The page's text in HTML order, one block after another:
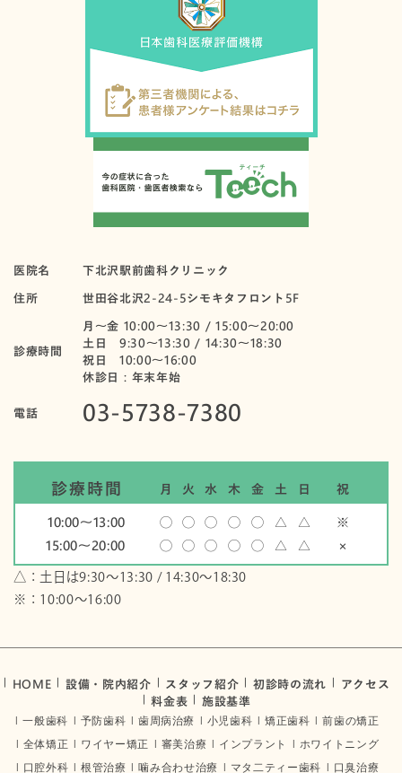
医院名
下北沢駅前歯科クリニック
住所
世田谷北沢2-24-5シモキタフロント5F
診療時間
月〜金 10:00～13:30 / 15:00～20:00
土日 9:30～13:30 / 14:30～18:30
祝日 10:00〜16:00
休診日：年末年始
電話 03-5738-7380
診療時間 月 火 水 木 金 土 日
祝
10:00〜13:00
◯ ◯ ◯ ◯ ◯ △ △
※
15:00〜20:00
◯ ◯ ◯ ◯ ◯ △ △ ×
△：土日は9:30～13:30 / 14:30～18:30
※：10:00〜16:00
HOME 設備・院内紹介 スタッフ紹介 初診時の流れ
アクセス
料金表
施設基準
一般歯科 予防歯科 歯周病治療 小児歯科 矯正歯科
前歯の矯正
全体矯正
ワイヤー矯正 審美治療 インプラント
ホワイトニング
口腔外科
根管治療 噛み合わせ治療 マタ二ティー歯科 口臭治療